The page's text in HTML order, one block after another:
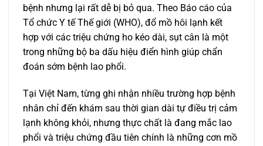
bệnh nhưng lại rất dễ bị bỏ qua. Theo Báo cáo của
Tổ chức Y tế Thế giới (WHO), đổ mồ hôi lạnh kết
hợp với các triệu chứng ho kéo dài, sụt cân là một
trong những bộ ba dấu hiệu điển hình giúp chẩn
đoán sớm bệnh lao phổi.
Tại Việt Nam, từng ghi nhận nhiều trường hợp bệnh
nhân chỉ đến khám sau thời gian dài tự điều trị cảm
lạnh không khỏi, nhưng thực chất là đang mắc lao
phổi và triệu chứng đầu tiên chính là những cơn mồ